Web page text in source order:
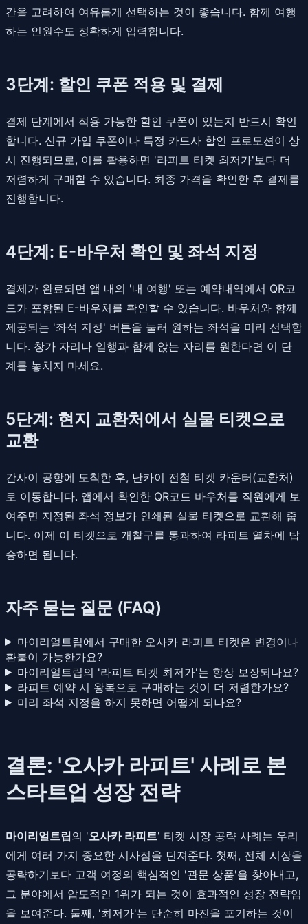
간을 고려하여 여유롭게 선택하는 것이 좋습니다. 함께 여행
하는 인원수도 정확하게 입력합니다.
3단계: 할인 쿠폰 적용 및 결제
결제 단계에서 적용 가능한 할인 쿠폰이 있는지 반드시 확인
합니다. 신규 가입 쿠폰이나 특정 카드사 할인 프로모션이 상
시 진행되므로, 이를 활용하면 '라피트 티켓 최저가'보다 더
저렴하게 구매할 수 있습니다. 최종 가격을 확인한 후 결제를
진행합니다.
4단계: E-바우처 확인 및 좌석 지정
결제가 완료되면 앱 내의 '내 여행' 또는 예약내역에서 QR코
드가 포함된 E-바우처를 확인할 수 있습니다. 바우처와 함께
제공되는 '좌석 지정' 버튼을 눌러 원하는 좌석을 미리 선택합
니다. 창가 자리나 일행과 함께 앉는 자리를 원한다면 이 단
계를 놓치지 마세요.
5단계: 현지 교환처에서 실물 티켓으로
교환
간사이 공항에 도착한 후, 난카이 전철 티켓 카운터(교환처)
로 이동합니다. 앱에서 확인한 QR코드 바우처를 직원에게 보
여주면 지정된 좌석 정보가 인쇄된 실물 티켓으로 교환해 줍
니다. 이제 이 티켓으로 개찰구를 통과하여 라피트 열차에 탑
승하면 됩니다.
자주 묻는 질문 (FAQ)
마이리얼트립에서 구매한 오사카 라피트 티켓은 변경이나
환불이 가능한가요?
마이리얼트립의 '라피트 티켓 최저가'는 항상 보장되나요?
라피트 예약 시 왕복으로 구매하는 것이 더 저렴한가요?
미리 좌석 지정을 하지 못하면 어떻게 되나요?
결론: '오사카 라피트' 사례로 본
스타트업 성장 전략
마이리얼트립의 '오사카 라피트' 티켓 시장 공략 사례는 우리
에게 여러 가지 중요한 시사점을 던져준다. 첫째, 전체 시장을
공략하기보다 고객 여정의 핵심적인 '관문 상품'을 찾아내고,
그 분야에서 압도적인 1위가 되는 것이 효과적인 성장 전략임
을 보여준다. 둘째, '최저가'는 단순히 마진을 포기하는 것이